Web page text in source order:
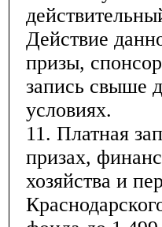
Действие
призы,
запись свыше
условиях.
11. Платная
призах,
хозяйства и